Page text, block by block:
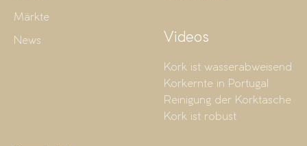
Märkte
News Videos
Kork ist wasserabweisend
Korkernte in Portugal
Reinigung der Korktasche
Kork ist robust